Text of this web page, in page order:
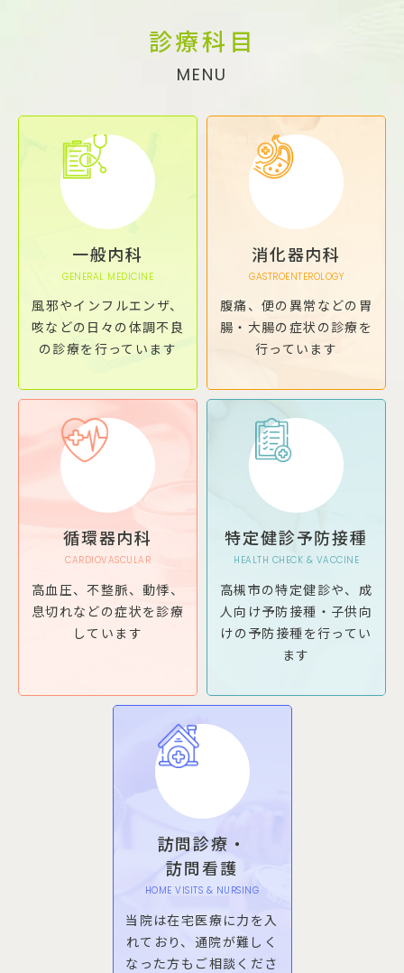
診療科目
MENU
一般内科
GENERAL MEDICINE
風邪やインフルエンザ、
咳などの日々の体調不良
の診療を行っています
消化器内科
GASTROENTEROLOGY
腹痛、便の異常などの胃
腸・大腸の症状の診療を
行っています
循環器内科
CARDIOVASCULAR
高血圧、不整脈、動悸、
息切れなどの症状を診療
しています
特定健診予防接種
HEALTH CHECK & VACCINE
高槻市の特定健診や、成
人向け予防接種・子供向
けの予防接種を行ってい
ます
訪問診療・
訪問看護
HOME VISITS & NURSING
当院は在宅医療に力を入
れており、通院が難しく
なった方もご相談くださ